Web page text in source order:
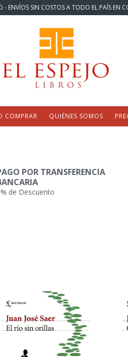
ENVÍOS SIN COSTOS A TODO EL PAÍS EN
COMPRAR QUIÉNES SOMOS
POR TRANSFERENCIA
de Descuento